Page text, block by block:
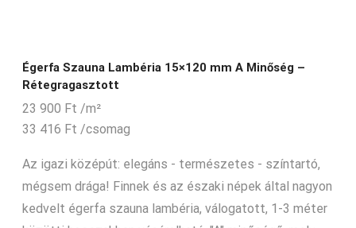
Égerfa Szauna Lambéria 15×120 mm A Minőség –
Rétegragasztott
23 900 Ft /m²
33 416 Ft /csomag
Az igazi középút: elegáns - természetes - színtartó,
mégsem drága! Finnek és az északi népek által nagyon
kedvelt égerfa szauna lambéria, válogatott, 1-3 méter